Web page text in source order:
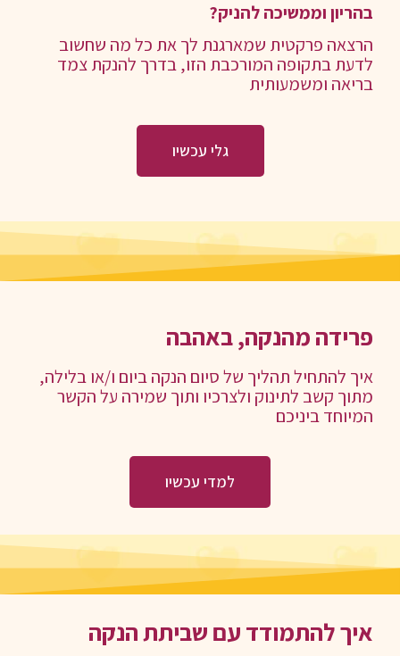
בהריון וממשיכה להניק?
הרצאה פרקטית שמארגנת לך את כל מה שחשוב
לדעת בתקופה המורכבת הזו, בדרך להנקת צמד
בריאה ומשמעותית
גלי עכשיו
פרידה מהנקה, באהבה
איך להתחיל תהליך של סיום הנקה ביום ו/או בלילה,
מתוך קשב לתינוק ולצרכיו ותוך שמירה על הקשר
המיוחד ביניכם
למדי עכשיו
איך להתמודד עם שביתת הנקה